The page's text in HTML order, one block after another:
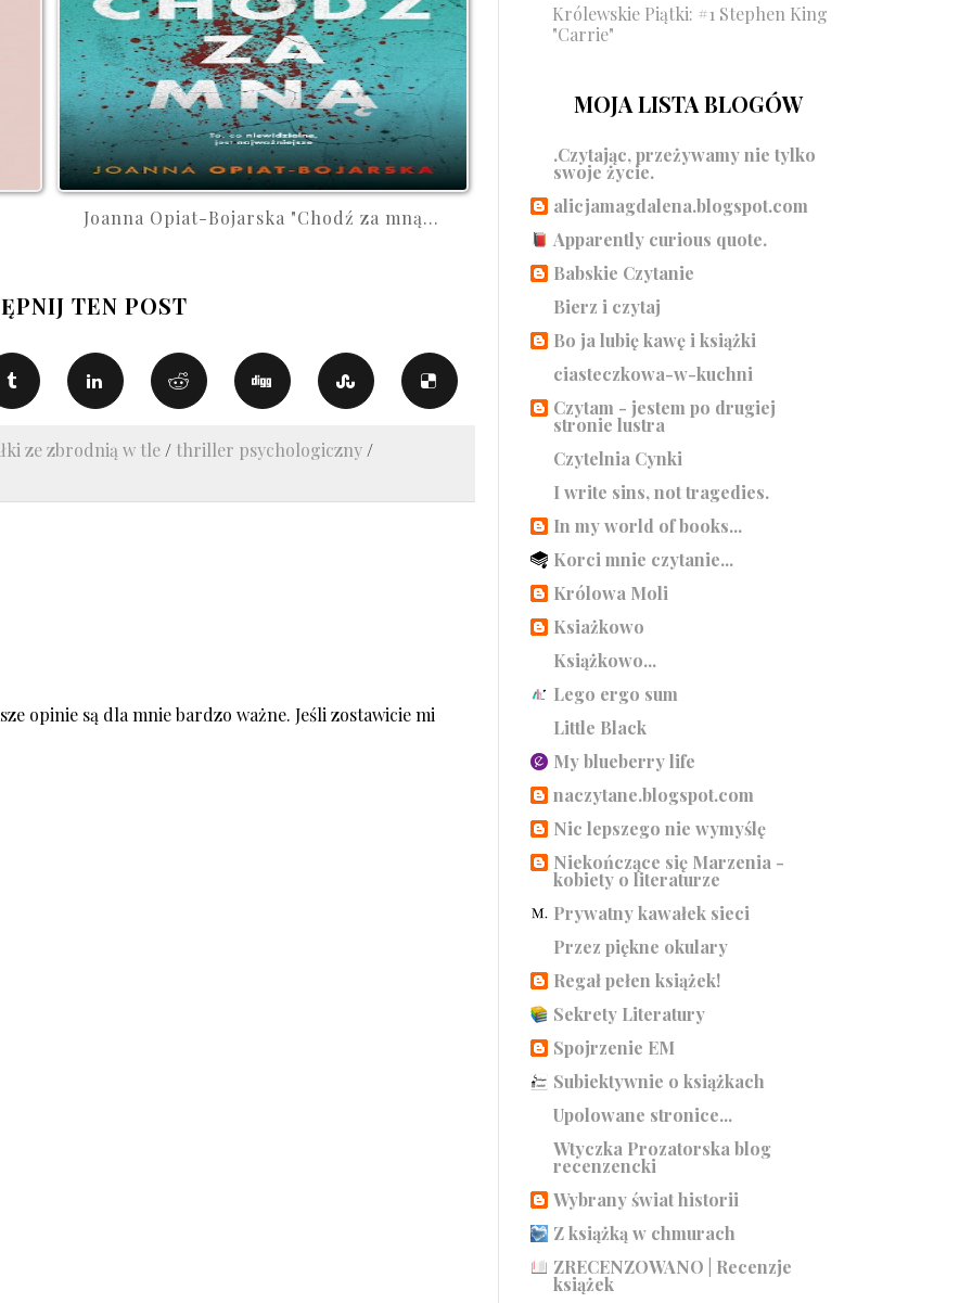
Joanna Opiat-Bojarska "Chodź za mną...
TEN POST
ze zbrodnią w tle / thriller psychologiczny /
opinie są dla mnie bardzo ważne. Jeśli zostawicie mi
Królewskie Piątki: #1 Stephen King
"Carrie"
MOJA LISTA BLOGÓW
.Czytając, przeżywamy nie tylko
swoje życie.
alicjamagdalena.blogspot.com
Apparently curious quote.
Babskie Czytanie
Bierz i czytaj
Bo ja lubię kawę i książki
ciasteczkowa-w-kuchni
Czytam - jestem po drugiej
stronie lustra
Czytelnia Cynki
I write sins, not tragedies.
In my world of books...
Korci mnie czytanie...
Królowa Moli
Ksiażkowo
Książkowo...
Lego ergo sum
Little Black
My blueberry life
naczytane.blogspot.com
Nic lepszego nie wymyślę
Niekończące się Marzenia -
kobiety o literaturze
Prywatny kawałek sieci
Przez piękne okulary
Regał pełen książek!
Sekrety Literatury
Spojrzenie EM
Subiektywnie o książkach
Upolowane stronice...
Wtyczka Prozatorska blog
recenzencki
Wybrany świat historii
Z książką w chmurach
ZRECENZOWANO | Recenzje
książek